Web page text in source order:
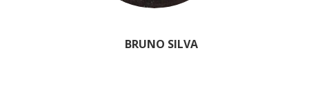
BRUNO SILVA